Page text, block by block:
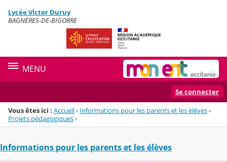
Menu de la rubrique
Contenu
Lycée Victor Duruy
BAGNÈRES-DE-BIGORRE
MENU
Se connecter
Vous êtes ici : Accueil› Informations pour les parents et les élèves›
Projets pédagogiques›
Informations pour les parents et les élèves